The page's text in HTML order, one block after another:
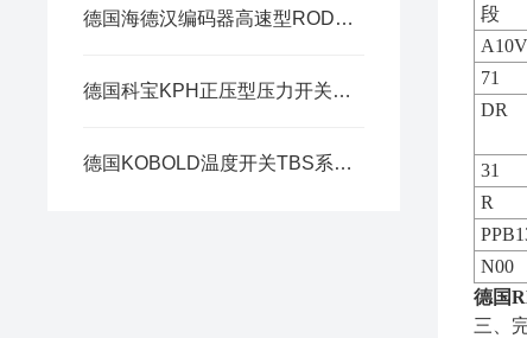
德国海德汉编码器高速型ROD480vs通用型ROD431特点
德国科宝KPH正压型压力开关该如何调节动作压力？
德国KOBOLD温度开关TBS系列的安装指南
段
71
DR
31
R
N00
德国
三、